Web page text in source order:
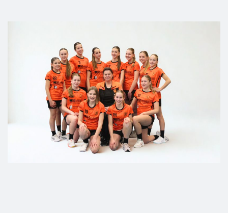
F2
RECREANTEN
Dames Midweek 1
Dames Midweek 2